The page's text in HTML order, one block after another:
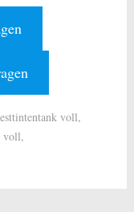
voll,
voll,